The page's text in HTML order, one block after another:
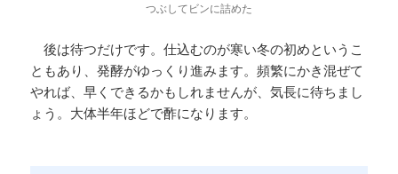
つぶしてビンに詰めた
後は待つだけです。仕込むのが寒い冬の初めというこ
ともあり、発酵がゆっくり進みます。頻繁にかき混ぜて
やれば、早くできるかもしれませんが、気長に待ちまし
ょう。大体半年ほどで酢になります。